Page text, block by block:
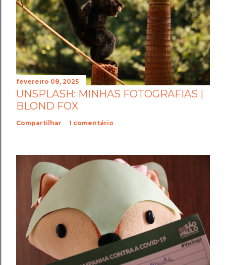
fevereiro 08, 2025
UNSPLASH: MINHAS FOTOGRAFIAS |
BLOND FOX
Compartilhar 1 comentário